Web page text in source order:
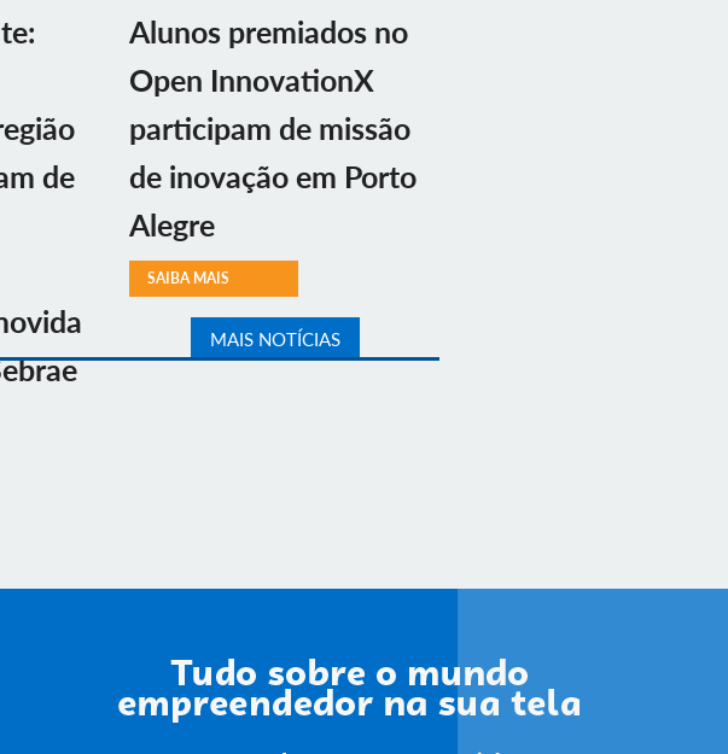
de
Alunos premiados no
Open InnovationX
participam de missão
de inovação em Porto
Alegre
SAIBA MAIS
MAIS NOTÍCIAS